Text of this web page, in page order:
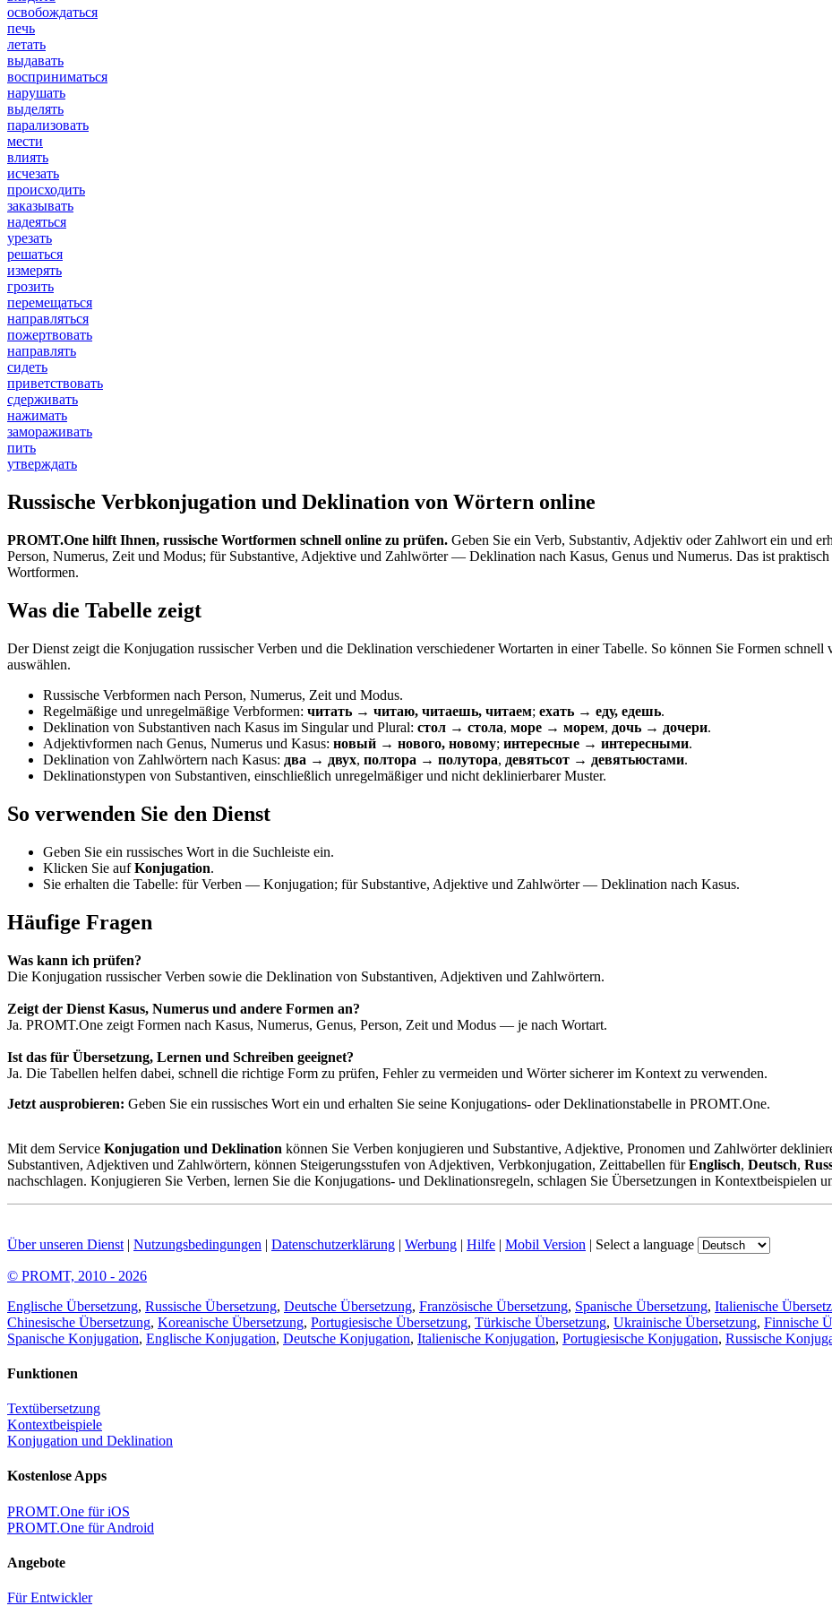
освобождаться
печь
летать
выдавать
восприниматься
нарушать
выделять
парализовать
мести
влиять
исчезать
происходить
заказывать
надеяться
урезать
решаться
измерять
грозить
перемещаться
направляться
пожертвовать
направлять
сидеть
приветствовать
сдерживать
нажимать
замораживать
пить
утверждать
Russische Verbkonjugation und Deklination von Wörtern online
PROMT.One hilft Ihnen, russische Wortformen schnell online zu prüfen. Geben Sie ein Verb, Substantiv, Adjektiv oder Zahlwort ein und
Person, Numerus, Zeit und Modus; für Substantive, Adjektive und Zahlwörter — Deklination nach Kasus, Genus und Numerus. Das ist
Wortformen.
Was die Tabelle zeigt
Der Dienst zeigt die Konjugation russischer Verben und die Deklination verschiedener Wortarten in einer Tabelle. So können Sie Formen
auswählen.
Russische Verbformen nach Person, Numerus, Zeit und Modus.
Regelmäßige und unregelmäßige Verbformen: читать → читаю, читаешь, читаем; ехать → еду, едешь.
Deklination von Substantiven nach Kasus im Singular und Plural: стол → стола, море → морем, дочь → дочери.
Adjektivformen nach Genus, Numerus und Kasus: новый → нового, новому; интересные → интересными.
Deklination von Zahlwörtern nach Kasus: два → двух, полтора → полутора, девятьсот → девятьюстами.
Deklinationstypen von Substantiven, einschließlich unregelmäßiger und nicht deklinierbarer Muster.
So verwenden Sie den Dienst
Geben Sie ein russisches Wort in die Suchleiste ein.
Klicken Sie aufKonjugation.
Sie erhalten die Tabelle: für Verben — Konjugation; für Substantive, Adjektive und Zahlwörter — Deklination nach Kasus.
Häufige Fragen
Was kann ich prüfen?
Die Konjugation russischer Verben sowie die Deklination von Substantiven, Adjektiven und Zahlwörtern.
Zeigt der Dienst Kasus, Numerus und andere Formen an?
Ja. PROMT.One zeigt Formen nach Kasus, Numerus, Genus, Person, Zeit und Modus — je nach Wortart.
Ist das für Übersetzung, Lernen und Schreiben geeignet?
Ja. Die Tabellen helfen dabei, schnell die richtige Form zu prüfen, Fehler zu vermeiden und Wörter sicherer im Kontext zu verwenden.
Jetzt ausprobieren: Geben Sie ein russisches Wort ein und erhalten Sie seine Konjugations- oder Deklinationstabelle in PROMT.One.
Mit dem Service Konjugation und Deklination können Sie Verben konjugieren und Substantive, Adjektive, Pronomen und Zahlwörter
Substantiven, Adjektiven und Zahlwörtern, können Steigerungsstufen von Adjektiven, Verbkonjugation, Zeittabellen fürEnglisch, Deutsch,
nachschlagen. Konjugieren Sie Verben, lernen Sie die Konjugations- und Deklinationsregeln, schlagen Sie Übersetzungen in Kontextbeispielen
Über unseren Dienst | Nutzungsbedingungen | Datenschutzerklärung | Werbung | Hilfe | Mobil Version | Select a language
© PROMT, 2010 - 2026
Englische Übersetzung, Russische Übersetzung, Deutsche Übersetzung, Französische Übersetzung, Spanische Übersetzung, Italienische
Chinesische Übersetzung, Koreanische Übersetzung, Portugiesische Übersetzung, Türkische Übersetzung, Ukrainische Übersetzung, Finnische
Spanische Konjugation, Englische Konjugation, Deutsche Konjugation, Italienische Konjugation, Portugiesische Konjugation, Russische
Funktionen
Textübersetzung
Kontextbeispiele
Konjugation und Deklination
Kostenlose Apps
PROMT.One für iOS
PROMT.One für Android
Angebote
Für Entwickler